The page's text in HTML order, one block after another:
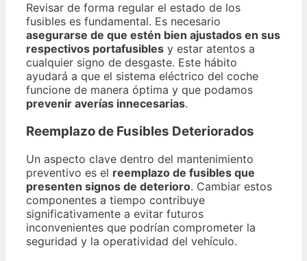
Revisar de forma regular el estado de los
fusibles es fundamental. Es necesario
asegurarse de que estén bien ajustados en sus
respectivos portafusibles y estar atentos a
cualquier signo de desgaste. Este hábito
ayudará a que el sistema eléctrico del coche
funcione de manera óptima y que podamos
prevenir averías innecesarias.
Reemplazo de Fusibles Deteriorados
Un aspecto clave dentro del mantenimiento
preventivo es el reemplazo de fusibles que
presenten signos de deterioro. Cambiar estos
componentes a tiempo contribuye
significativamente a evitar futuros
inconvenientes que podrían comprometer la
seguridad y la operatividad del vehículo.